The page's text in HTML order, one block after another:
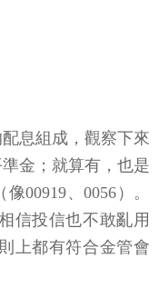
息組成，觀察下來
金；就算有，也是
00919、0056）。
信投信也不敢亂用
上都有符合金管會